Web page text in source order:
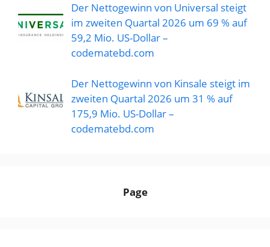
Der Nettogewinn von Universal steigt
im zweiten Quartal 2026 um 69 % auf
59,2 Mio. US-Dollar –
codematebd.com
Der Nettogewinn von Kinsale steigt im
zweiten Quartal 2026 um 31 % auf
175,9 Mio. US-Dollar –
codematebd.com
Page